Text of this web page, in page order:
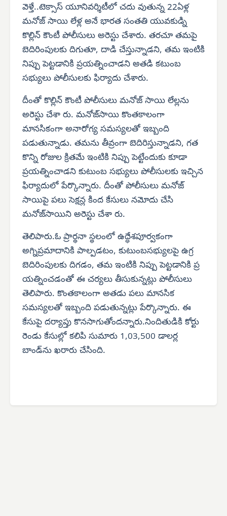
వెళ్తే..టెక్సాస్ యూనివర్శిటీలో చదు వుతున్న 22ఏళ్ల
మనోజ్ సాయి లేళ్ల అనే భారత సంతతి యువకుడ్ని
కొల్లిన్ కౌంటీ పోలీసులు అరెస్టు చేశారు. తరచూ తమపై
బెదిరింపులకు దిగుతూ, దాడి చేస్తున్నాడని, తమ ఇంటికి
నిప్పు పెట్టడానికి ప్రయత్నించాడని అతడి కటుంబ
సభ్యులు పోలీసులకు ఫిర్యాదు చేశారు.
దీంతో కొల్లిన్ కౌంటీ పోలీసులు మనోజ్ సాయి లేల్లను
అరెస్టు చేశా రు. మనోజ్‌సాయి కొంతకాలంగా
మానసికంగా అనారోగ్య సమస్యలతో ఇబ్బంది
పడుతున్నాడు. తమను తీవ్రంగా బెదిరిస్తున్నాడని, గత
కొన్ని రోజుల క్రితమే ఇంటికి నిప్పు పెట్టేందుకు కూడా
ప్రయత్నించాడని కుటుంబ సభ్యులు పోలీసులకు ఇచ్చిన
ఫిర్యాదులో పేర్కొన్నారు. దీంతో పోలీసులు మనోజ్
సాయిపై పలు సెక్షన్ల కింద కేసులు నమోదు చేసి
మనోజ్‌సాయిని అరెస్టు చేశా రు.
తెలిపారు.ఓ ప్రార్థనా స్థలంలో ఉద్ధేశపూర్వకంగా
అగ్నిప్రమాదానికి పాల్పడటం, కుటుంబసభ్యులపై ఉగ్ర
బెదిరింపులకు దిగడం, తమ ఇంటికి నిప్పు పెట్టడానికి ప్ర
యత్నించడంతో ఈ చర్యలు తీసుకున్నట్లు పోలీసులు
తెలిపారు. కొంతకాలంగా అతడు పలు మానసిక
సమస్యలతో ఇబ్బంది పడుతున్నట్లు పేర్కొన్నారు. ఈ
కేసుపై దర్యాప్తు కొనసాగుతోందన్నారు.నిందితుడికి కోర్టు
రెండు కేసుల్లో కలిపి సుమారు 1,03,500 డాలర్ల
బాండ్‌ను ఖరారు చేసింది.